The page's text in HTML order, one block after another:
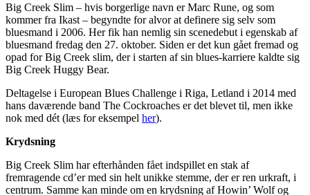
Big Creek Slim – hvis borgerlige navn er Marc Rune, og som
kommer fra Ikast – begyndte for alvor at definere sig selv som
bluesmand i 2006. Her fik han nemlig sin scenedebut i egenskab af
bluesmand fredag den 27. oktober. Siden er det kun gået fremad og
opad for Big Creek slim, der i starten af sin blues-karriere kaldte sig
Big Creek Huggy Bear.
Deltagelse i European Blues Challenge i Riga, Letland i 2014 med
hans daværende band The Cockroaches er det blevet til, men ikke
nok med dét (læs for eksempel her).
Krydsning
Big Creek Slim har efterhånden fået indspillet en stak af
fremragende cd’er med sin helt unikke stemme, der er ren urkraft, i
centrum. Samme kan minde om en krydsning af Howin’ Wolf og